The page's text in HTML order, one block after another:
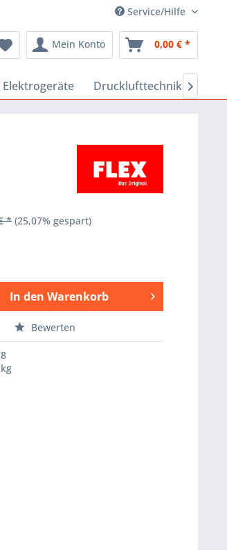
Service/Hilfe
Mein Konto 0,00 € *
Elektrogeräte Drucklufttechnik 
* (25,07% gespart)
In den Warenkorb
Hinzugefügt
Bewerten